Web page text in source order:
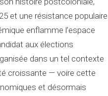
et une résistance populaire
enflamme l’espace
aux élections
dans un tel contexte
croissante — voire cette
et désormais